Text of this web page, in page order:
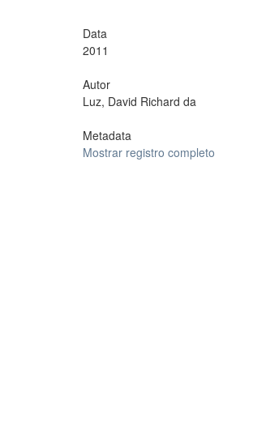
Data
2011
Autor
Luz, David Richard da
Metadata
Mostrar registro completo